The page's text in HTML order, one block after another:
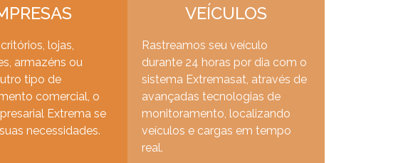
lojas,
armazéns ou
tipo de
comercial, o
Extrema se
necessidades.
VEÍCULOS
Rastreamos seu veículo
durante 24 horas por dia com o
sistema Extremasat, através de
avançadas tecnologias de
monitoramento, localizando
veículos e cargas em tempo
real.